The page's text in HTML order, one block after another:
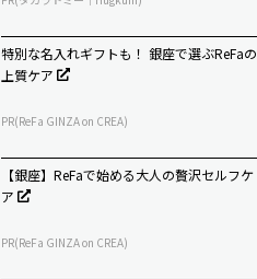
特別な名入れギフトも！ 銀座で選ぶReFaの
上質ケア
PR(ReFa GINZA on CREA)
【銀座】ReFaで始める大人の贅沢セルフケ
ア
PR(ReFa GINZA on CREA)